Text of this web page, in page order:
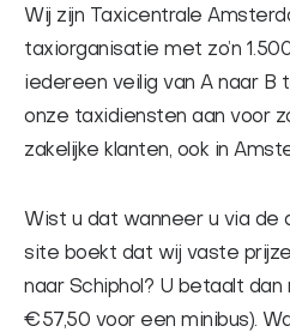
Partners
FAQ
Contact
Wij zijn Taxicentrale
taxiorganisatie met zo’n
iedereen veilig van A naar B
onze taxidiensten aan voor
zakelijke klanten, ook in
Wist u dat wanneer u via de
site boekt dat wij vaste
naar Schiphol? U betaalt
€57,50 voor een minibus).